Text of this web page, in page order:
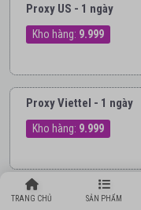
TRANG CHỦ SẢN PHẨM
Proxy US - 1 ngày
Kho hàng: 9.999
Proxy Viettel - 1 ngày
Kho hàng: 9.999
Proxy FPT - 1 ngày